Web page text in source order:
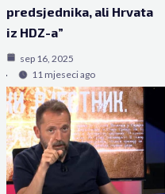
predsjednika, ali Hrvata
iz HDZ-a”
sep 16, 2025
11 mjeseci ago